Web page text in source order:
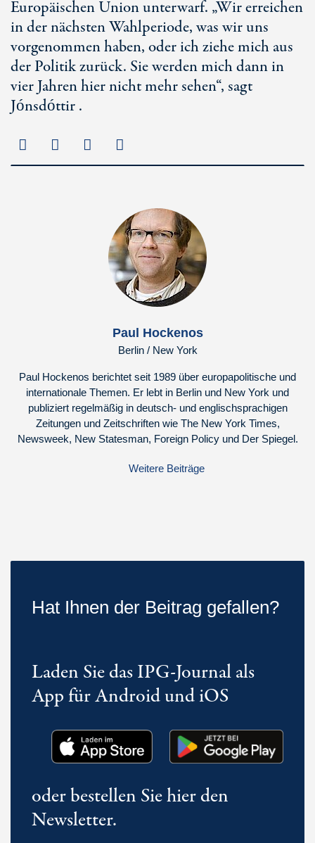
Europäischen Union unterwarf. „Wir erreichen
in der nächsten Wahlperiode, was wir uns
vorgenommen haben, oder ich ziehe mich aus
der Politik zurück. Sie werden mich dann in
vier Jahren hier nicht mehr sehen“, sagt
Jónsdóttir .
Paul Hockenos
Berlin / New York
Paul Hockenos berichtet seit 1989 über europapolitische und
internationale Themen. Er lebt in Berlin und New York und
publiziert regelmäßig in deutsch- und englischsprachigen
Zeitungen und Zeitschriften wie The New York Times,
Newsweek, New Statesman, Foreign Policy und Der Spiegel.
Weitere Beiträge
Hat Ihnen der Beitrag gefallen?
Laden Sie das IPG-Journal als
App für Android und iOS
oder bestellen Sie hier den
Newsletter.